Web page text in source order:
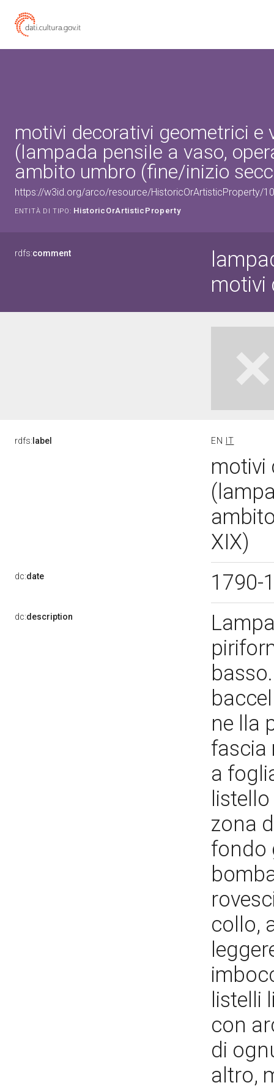
motivi decorativi geometrici e
(lampada pensile a vaso,
ambito umbro (fine/inizio
https://w3id.org/arco/resource/HistoricOrArtisticProperty/
ENTITÀ DI TIPO: HistoricOrArtisticProperty
rdfs:comment
motivi
rdfs: label EN IT
motivi
XIX)
dc:date 1790-
dc:description
ne lla
fascia
a
zona
fondo
collo,
listelli
con
di
altro,